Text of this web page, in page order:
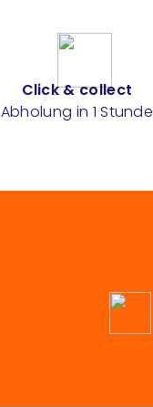
Click & collect
Abholung in 1 Stunde